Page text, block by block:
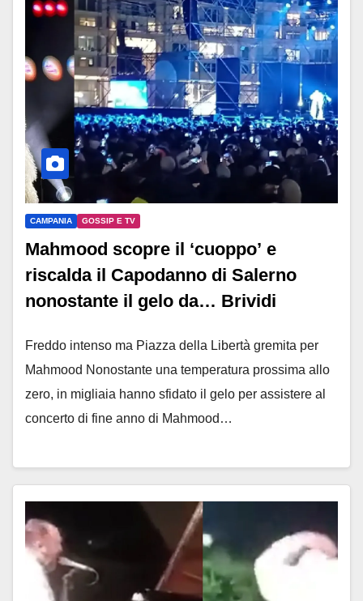
CAMPANIA GOSSIP E TV
Mahmood scopre il ‘cuoppo’ e
riscalda il Capodanno di Salerno
nonostante il gelo da… Brividi
Freddo intenso ma Piazza della Libertà gremita per
Mahmood Nonostante una temperatura prossima allo
zero, in migliaia hanno sfidato il gelo per assistere al
concerto di fine anno di Mahmood…